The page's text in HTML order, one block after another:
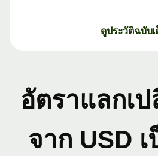
ดูประวัติฉบับ
อัตราแลกเ
จาก USD